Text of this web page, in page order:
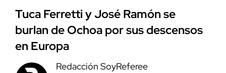
Tuca Ferretti y José Ramón se
burlan de Ochoa por sus descensos
en Europa
Redacción SoyReferee